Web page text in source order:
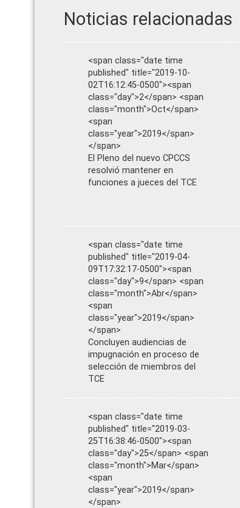
Noticias relacionadas
<span class="date time
published" title="2019-10-
02T16:12:45-0500"><span
class="day">2</span> <span
class="month">Oct</span>
<span
class="year">2019</span>
</span>
El Pleno del nuevo CPCCS
resolvió mantener en
funciones a jueces del TCE
<span class="date time
published" title="2019-04-
09T17:32:17-0500"><span
class="day">9</span> <span
class="month">Abr</span>
<span
class="year">2019</span>
</span>
Concluyen audiencias de
impugnación en proceso de
selección de miembros del
TCE
<span class="date time
published" title="2019-03-
25T16:38:46-0500"><span
class="day">25</span> <span
class="month">Mar</span>
<span
class="year">2019</span>
</span>